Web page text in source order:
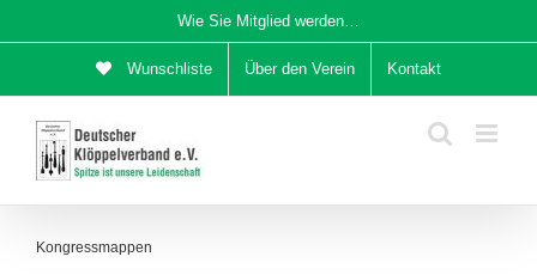
Inhalt
Wie Sie Mitglied werden…
Wunschliste Über den Verein Kontakt
Kongressmappen